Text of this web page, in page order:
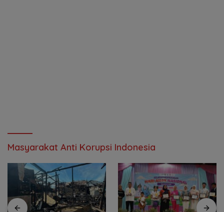
Masyarakat Anti Korupsi Indonesia